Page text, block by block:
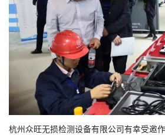
杭州众旺无损检测设备有限公司有幸受邀